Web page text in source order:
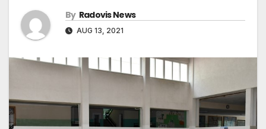
By Radovis News
AUG 13, 2021